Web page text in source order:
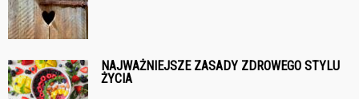
NAJWAŻNIEJSZE ZASADY ZDROWEGO STYLU
ŻYCIA